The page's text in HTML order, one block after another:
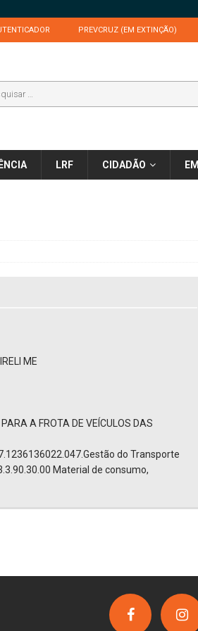
PREVCRUZ (EM EXTINÇÃO)
LRF CIDADÃO
ME
A FROTA DE VEÍCULOS DAS
do Transporte
Material de consumo,